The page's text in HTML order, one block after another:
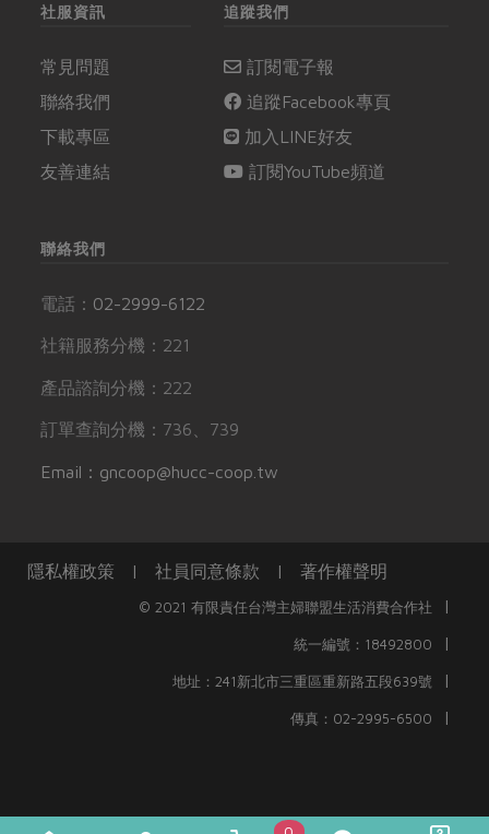
社服資訊
常見問題
聯絡我們
下載專區
友善連結
追蹤我們
訂閱電子報
追蹤Facebook專頁
加入LINE好友
訂閱YouTube頻道
聯絡我們
電話： 02-2999-6122
社籍服務分機：221
產品諮詢分機：222
訂單查詢分機：736、739
Email：gncoop@hucc-coop.tw
隱私權政策 | 社員同意條款 | 著作權聲明
© 2021 有限責任台灣主婦聯盟生活消費合作社 |
統一編號：18492800 |
地址：241新北市三重區重新路五段639號 |
傳真：02-2995-6500 |